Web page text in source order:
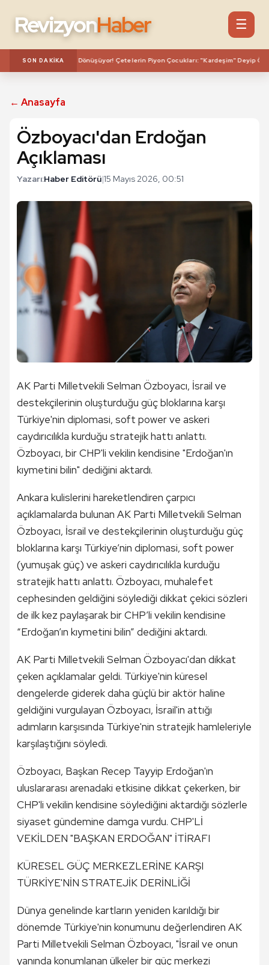
RevizyonHaber ☰
SON DAKIKA
Gerçek Infaza Dönüşüyor! Çetelerin Piyon Çocukları: "Kardeşim" Deyip Ölüme
← Anasayfa
Özboyacı'dan Erdoğan
Açıklaması
Yazarı:Haber Editörü|15 Mayıs 2026, 00:51
AK Parti Milletvekili Selman Özboyacı, İsrail ve
destekçilerinin oluşturduğu güç bloklarına karşı
Türkiye'nin diplomasi, soft power ve askeri
caydırıcılıkla kurduğu stratejik hattı anlattı.
Özboyacı, bir CHP'li vekilin kendisine "Erdoğan'ın
kıymetini bilin" dediğini aktardı.
Ankara kulislerini hareketlendiren çarpıcı
açıklamalarda bulunan AK Parti Milletvekili Selman
Özboyacı, İsrail ve destekçilerinin oluşturduğu güç
bloklarına karşı Türkiye’nin diplomasi, soft power
(yumuşak güç) ve askeri caydırıcılıkla kurduğu
stratejik hattı anlattı. Özboyacı, muhalefet
cephesinden geldiğini söylediği dikkat çekici sözleri
de ilk kez paylaşarak bir CHP’li vekilin kendisine
“Erdoğan’ın kıymetini bilin” dediğini aktardı.
AK Parti Milletvekili Selman Özboyacı'dan dikkat
çeken açıklamalar geldi. Türkiye'nin küresel
dengelerde giderek daha güçlü bir aktör haline
geldiğini vurgulayan Özboyacı, İsrail'in attığı
adımların karşısında Türkiye'nin stratejik hamleleriyle
karşılaştığını söyledi.
Özboyacı, Başkan Recep Tayyip Erdoğan'ın
uluslararası arenadaki etkisine dikkat çekerken, bir
CHP'li vekilin kendisine söylediğini aktardığı sözlerle
siyaset gündemine damga vurdu. CHP'Lİ
VEKİLDEN "BAŞKAN ERDOĞAN" İTİRAFI
KÜRESEL GÜÇ MERKEZLERİNE KARŞI
TÜRKİYE'NİN STRATEJİK DERİNLİĞİ
Dünya genelinde kartların yeniden karıldığı bir
dönemde Türkiye'nin konumunu değerlendiren AK
Parti Milletvekili Selman Özboyacı, "İsrail ve onun
yanında konumlanan ülkeler bir güç merkezi